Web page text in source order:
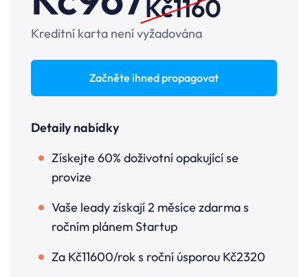
Kč1160
Kreditní karta není vyžadována
Začněte ihned propagovat
Detaily nabídky
Získejte 60% doživotní opakující se
provize
Vaše leady získají 2 měsíce zdarma s
ročním plánem Startup
Za Kč11600/rok s roční úsporou Kč2320